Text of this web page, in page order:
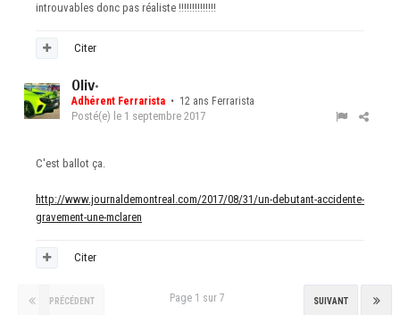
introuvables donc pas réaliste !!!!!!!!!!!!!!
Citer
Oliv•
Adhérent Ferrarista • 12 ans Ferrarista
Posté(e) le 1 septembre 2017
C'est ballot ça.
http://www.journaldemontreal.com/2017/08/31/un-debutant-accidente-
gravement-une-mclaren
Citer
PRÉCÉDENT SUIVANT
Page 1 sur 7